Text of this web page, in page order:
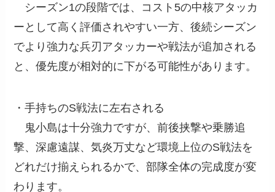
シーズン1の段階では、コスト5の中核アタッカ
ーとして高く評価されやすい一方、後続シーズン
でより強力な兵刃アタッカーや戦法が追加される
と、優先度が相対的に下がる可能性があります。
・手持ちのS戦法に左右される
鬼小島は十分強力ですが、前後挟撃や乗勝追
撃、深慮遠謀、気炎万丈など環境上位のS戦法を
どれだけ揃えられるかで、部隊全体の完成度が変
わります。